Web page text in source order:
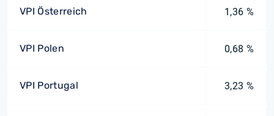
VPI Österreich 1,36 %
VPI Polen 0,68 %
VPI Portugal 3,23 %